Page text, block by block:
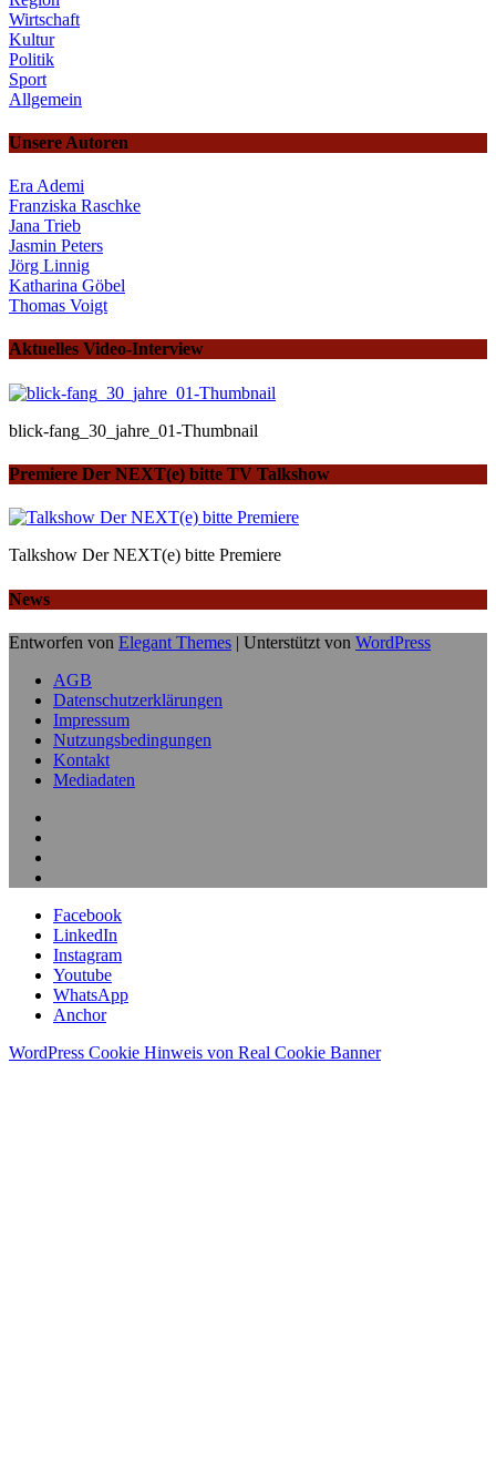
Wirtschaft
Kultur
Politik
Sport
Allgemein
Unsere Autoren
Era Ademi
Franziska Raschke
Jana Trieb
Jasmin Peters
Jörg Linnig
Katharina Göbel
Thomas Voigt
Aktuelles Video-Interview
blick-fang_30_jahre_01-Thumbnail
Premiere Der NEXT(e) bitte TV Talkshow
Talkshow Der NEXT(e) bitte Premiere
News
Entworfen von Elegant Themes | Unterstützt von WordPress
AGB
Datenschutzerklärungen
Impressum
Nutzungsbedingungen
Kontakt
Mediadaten
Facebook
LinkedIn
Instagram
Youtube
WhatsApp
Anchor
WordPress Cookie Hinweis von Real Cookie Banner